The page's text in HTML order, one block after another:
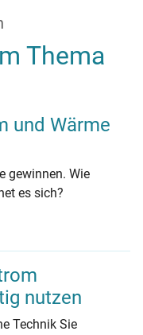
Thema
und Wärme
gewinnen. Wie
es sich?
nutzen
Technik Sie